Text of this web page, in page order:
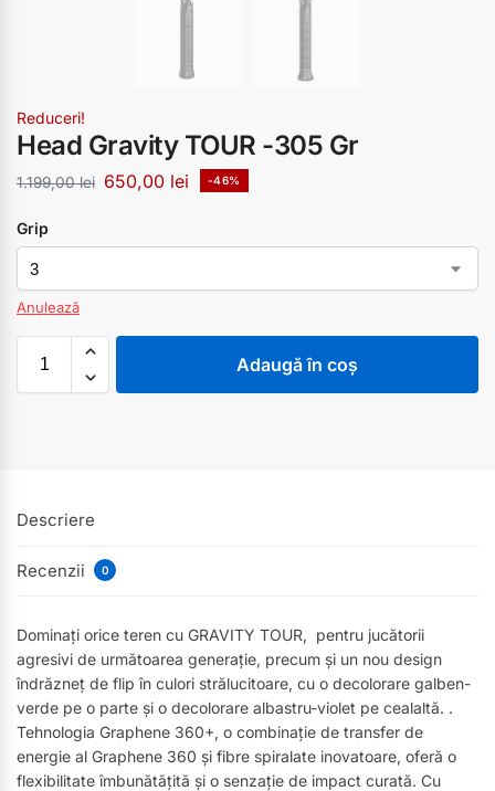
Reduceri!
Head Gravity TOUR -305 Gr
1.199,00lei 650,00 lei -46%
Grip
Anulează
Adaugă în coș
Descriere
Recenzii 0
Dominați orice teren cu GRAVITY TOUR, pentru jucătorii
agresivi de următoarea generație, precum și un nou design
îndrăzneț de flip în culori strălucitoare, cu o decolorare galben-
verde pe o parte și o decolorare albastru-violet pe cealaltă. .
Tehnologia Graphene 360+, o combinație de transfer de
energie al Graphene 360 și fibre spiralate inovatoare, oferă o
flexibilitate îmbunătățită și o senzație de impact curată. Cu